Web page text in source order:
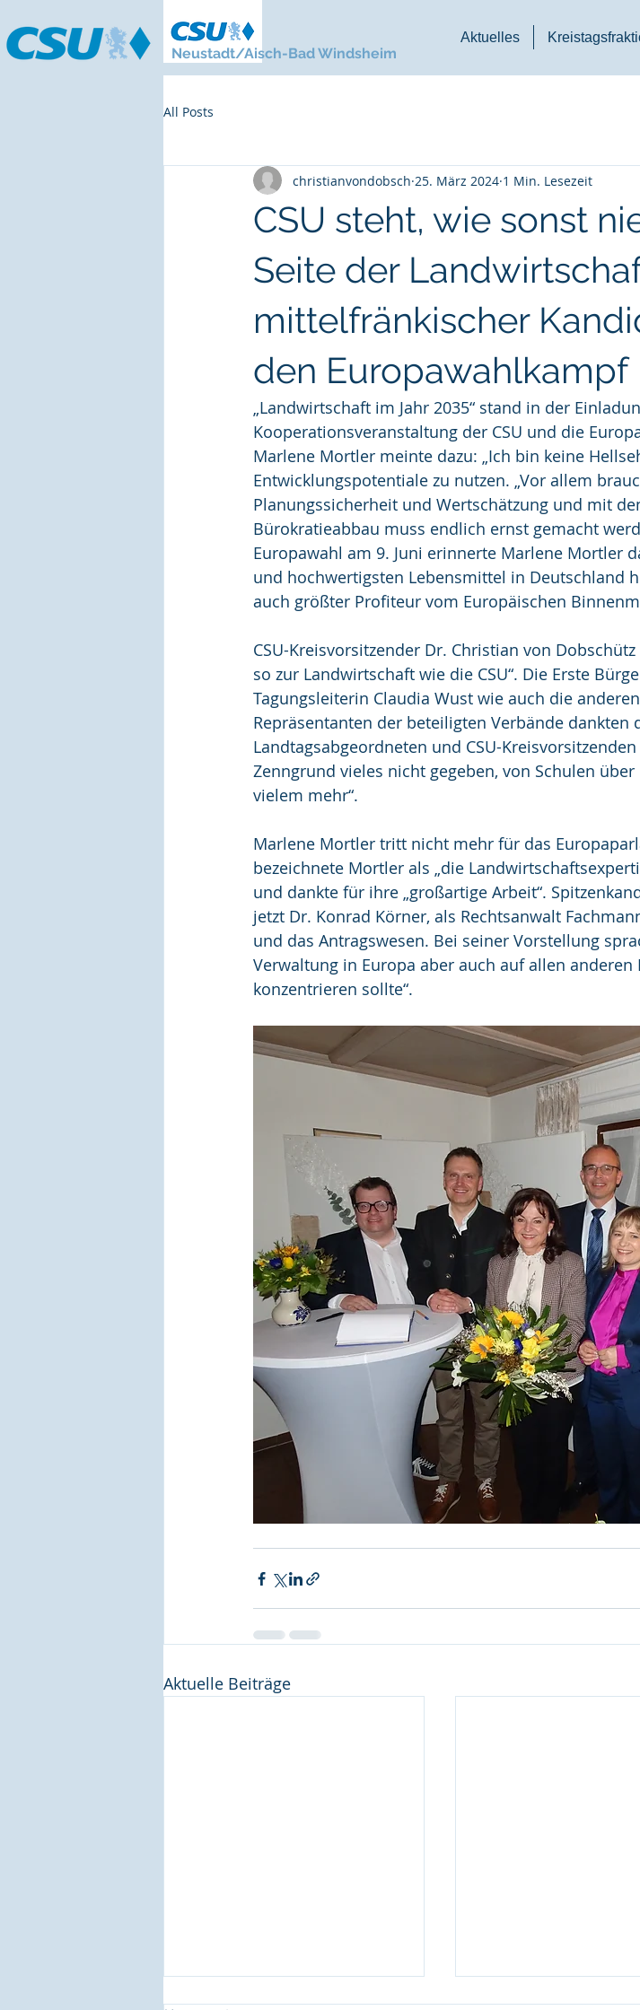
Aktuelles
Neustadt/Aisch-Bad Windsheim
All Posts
CSU steht, wie sonst
Seite der
mittelfränkischer
den Europawahlkampf
christianvondobsch 25. März 2024 1 Min. Lesezeit
„Landwirtschaft im Jahr 2035“ stand in der
Kooperationsveranstaltung der CSU und die
Marlene Mortler meinte dazu: „Ich bin keine
Entwicklungspotentiale zu nutzen. „Vor allem
Planungssicherheit und Wertschätzung und mit
Bürokratieabbau muss endlich ernst gemacht
Europawahl am 9. Juni erinnerte Marlene Mortler
und hochwertigsten Lebensmittel in Deutschland
auch größter Profiteur vom Europäischen
CSU-Kreisvorsitzender Dr. Christian von
so zur Landwirtschaft wie die CSU“. Die Erste
Tagungsleiterin Claudia Wust wie auch die
Repräsentanten der beteiligten Verbände dankten
Landtagsabgeordneten und CSU-
Zenngrund vieles nicht gegeben, von Schulen
vielem mehr“.
Marlene Mortler tritt nicht mehr für das
bezeichnete Mortler als „die
und dankte für ihre „großartige Arbeit“.
jetzt Dr. Konrad Körner, als Rechtsanwalt
und das Antragswesen. Bei seiner Vorstellung
Verwaltung in Europa aber auch auf allen anderen
konzentrieren sollte“.
Aktuelle Beiträge